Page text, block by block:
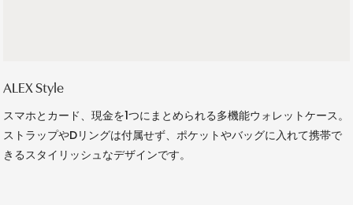
ALEX Style
スマホとカード、現金を1つにまとめられる多機能ウォレットケース。
ストラップやDリングは付属せず、ポケットやバッグに入れて携帯で
きるスタイリッシュなデザインです。